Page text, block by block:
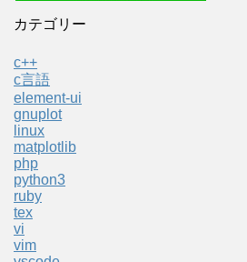
カテゴリー
c++
c言語
element-ui
gnuplot
linux
matplotlib
php
python3
ruby
tex
vi
vim